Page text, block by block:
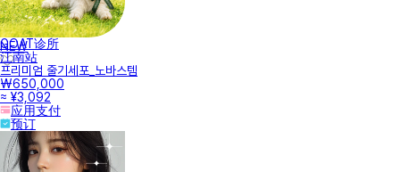
NEW
GOAT诊所
江南站
프리미엄 줄기세포_노바스템
₩650,000
≈ ¥3,092
应用支付
预订